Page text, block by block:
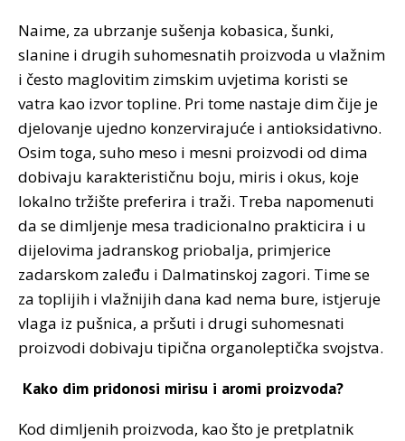
Naime, za ubrzanje sušenja kobasica, šunki,
slanine i drugih suhomesnatih proizvoda u vlažnim
i često maglovitim zimskim uvjetima koristi se
vatra kao izvor topline. Pri tome nastaje dim čije je
djelovanje ujedno konzervirajuće i antioksidativno.
Osim toga, suho meso i mesni proizvodi od dima
dobivaju karakterističnu boju, miris i okus, koje
lokalno tržište preferira i traži. Treba napomenuti
da se dimljenje mesa tradicionalno prakticira i u
dijelovima jadranskog priobalja, primjerice
zadarskom zaleđu i Dalmatinskoj zagori. Time se
za toplijih i vlažnijih dana kad nema bure, istjeruje
vlaga iz pušnica, a pršuti i drugi suhomesnati
proizvodi dobivaju tipična organoleptička svojstva.
Kako dim pridonosi mirisu i aromi proizvoda?
Kod dimljenih proizvoda, kao što je pretplatnik